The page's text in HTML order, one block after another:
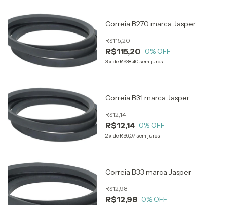
Correia B270 marca Jasper
R$115,20
R$115,20
0% OFF
3x de R$38,40 sem juros
Correia B31 marca Jasper
R$12,14
R$12,14
0% OFF
2x de R$6,07 sem juros
Correia B33 marca Jasper
R$12,98
R$12,98
0% OFF